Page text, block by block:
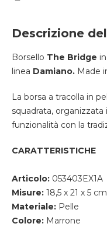
Descrizione
Borsello The Bridge
linea Damiano. Made
La borsa a tracolla in
squadrata,
funzionalità con la
CARATTERISTICHE
Articolo: 053403EX1A
Misure: 18,5 x 21 x 5 cm
Materiale: Pelle
Colore: Marrone